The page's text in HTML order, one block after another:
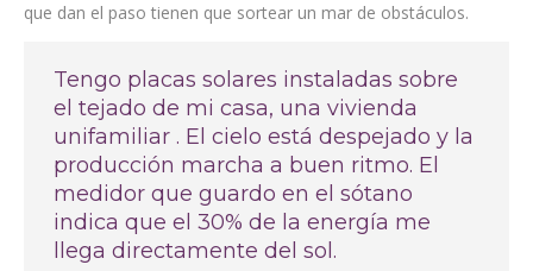
que dan el paso tienen que sortear un mar de obstáculos.
Tengo placas solares instaladas sobre
el tejado de mi casa, una vivienda
unifamiliar . El cielo está despejado y la
producción marcha a buen ritmo. El
medidor que guardo en el sótano
indica que el 30% de la energía me
llega directamente del sol.